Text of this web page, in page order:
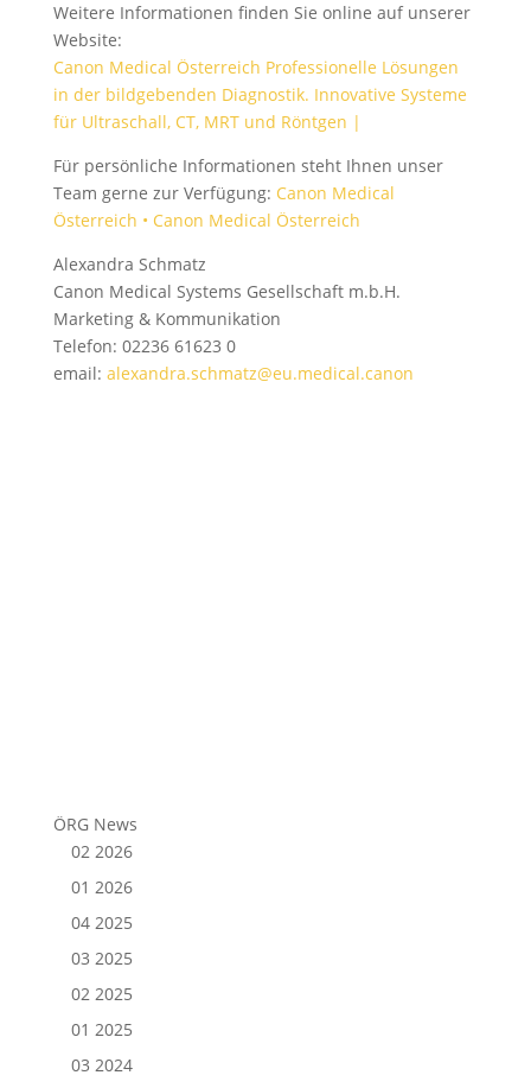
Weitere Informationen finden Sie online auf unserer
Website:
Canon Medical Österreich Professionelle Lösungen
in der bildgebenden Diagnostik. Innovative Systeme
für Ultraschall, CT, MRT und Röntgen |
Für persönliche Informationen steht Ihnen unser
Team gerne zur Verfügung: Canon Medical
Österreich • Canon Medical Österreich
Alexandra Schmatz
Canon Medical Systems Gesellschaft m.b.H.
Marketing & Kommunikation
Telefon: 02236 61623 0
email: alexandra.schmatz@eu.medical.canon
ÖRG News
02 2026
01 2026
04 2025
03 2025
02 2025
01 2025
03 2024